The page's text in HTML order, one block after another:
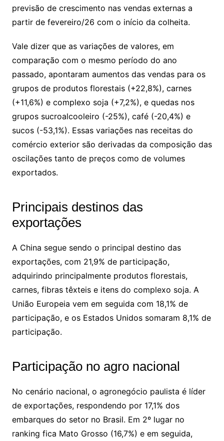
previsão de crescimento nas vendas externas a
partir de fevereiro/26 com o início da colheita.
Vale dizer que as variações de valores, em
comparação com o mesmo período do ano
passado, apontaram aumentos das vendas para os
grupos de produtos florestais (+22,8%), carnes
(+11,6%) e complexo soja (+7,2%), e quedas nos
grupos sucroalcooleiro (-25%), café (-20,4%) e
sucos (-53,1%). Essas variações nas receitas do
comércio exterior são derivadas da composição das
oscilações tanto de preços como de volumes
exportados.
Principais destinos das
exportações
A China segue sendo o principal destino das
exportações, com 21,9% de participação,
adquirindo principalmente produtos florestais,
carnes, fibras têxteis e itens do complexo soja. A
União Europeia vem em seguida com 18,1% de
participação, e os Estados Unidos somaram 8,1% de
participação.
Participação no agro nacional
No cenário nacional, o agronegócio paulista é líder
de exportações, respondendo por 17,1% dos
embarques do setor no Brasil. Em 2º lugar no
ranking fica Mato Grosso (16,7%) e em seguida,